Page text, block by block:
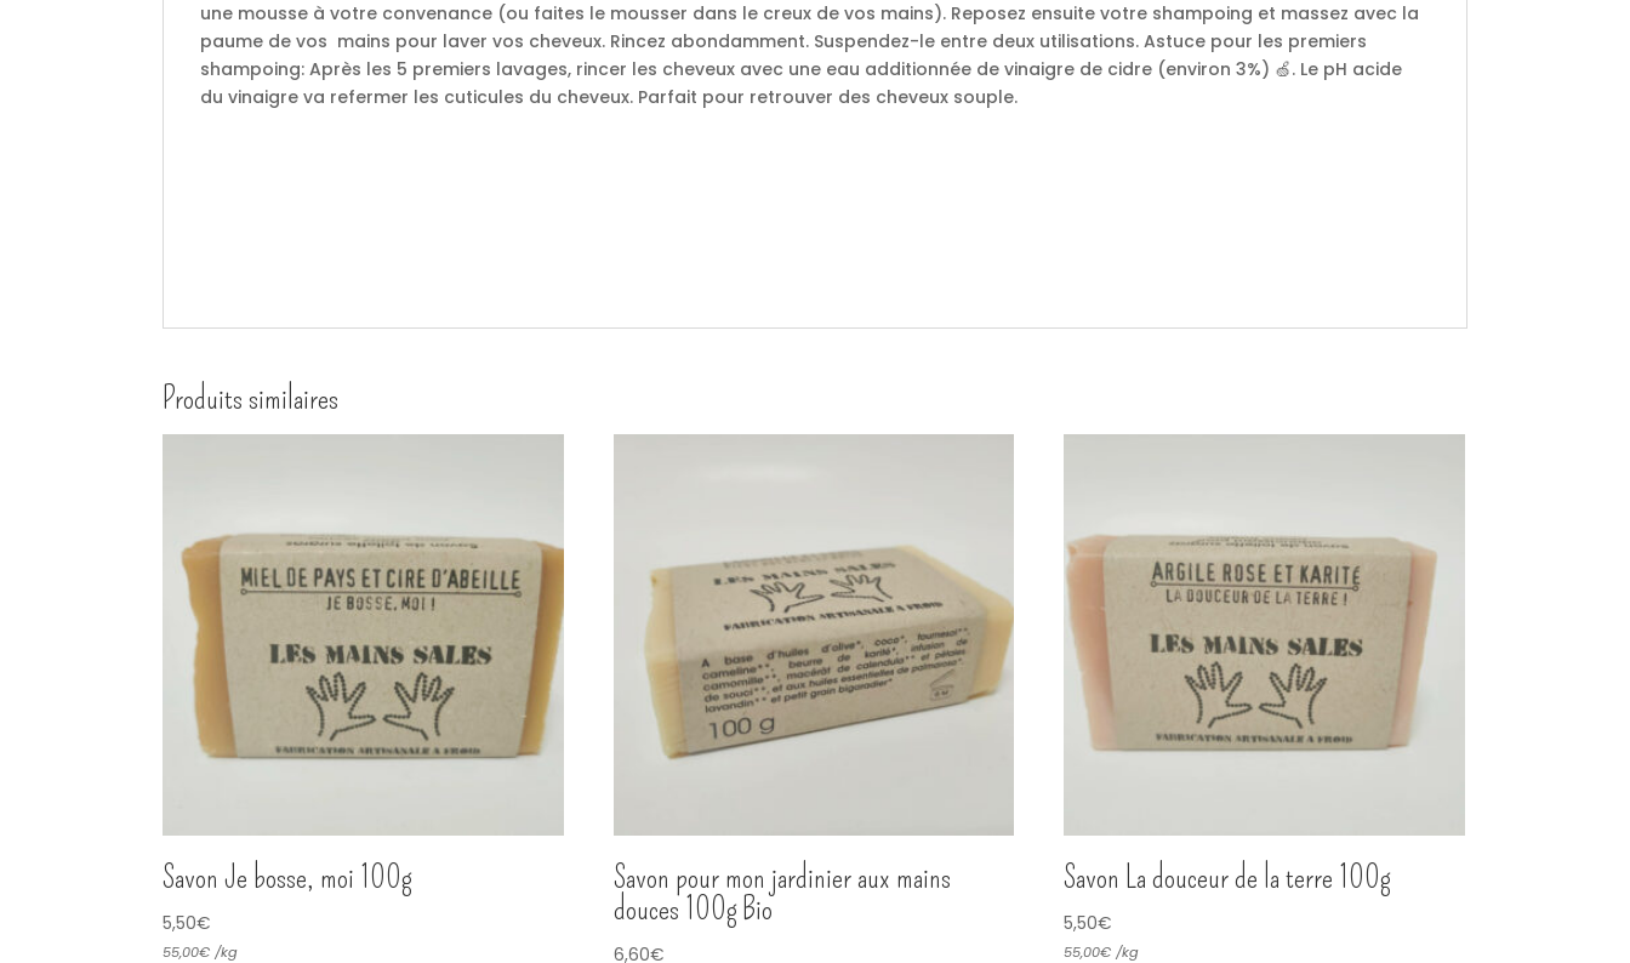
une mousse à votre convenance (ou faites le mousser dans le creux de vos mains). Reposez ensuite votre shampoing et massez avec la
paume de vos mains pour laver vos cheveux. Rincez abondamment. Suspendez-le entre deux utilisations. Astuce pour les premiers
shampoing: Après les 5 premiers lavages, rincer les cheveux avec une eau additionnée de vinaigre de cidre (environ 3%) 🍏. Le pH acide
du vinaigre va refermer les cuticules du cheveux. Parfait pour retrouver des cheveux souple.
Produits similaires
Savon Je bosse, moi 100g
5,50€
55,00€ /kg
Savon pour mon jardinier aux mains
douces 100g Bio
6,60€
Savon La douceur de la terre 100g
5,50€
55,00€ /kg